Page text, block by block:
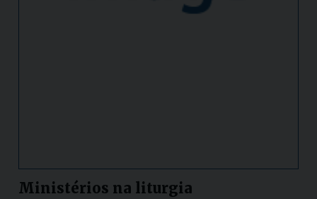
Ministérios na liturgia